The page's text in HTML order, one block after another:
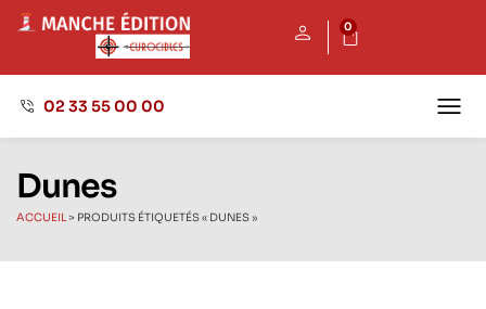
0
02 33 55 00 00
Dunes
ACCUEIL> PRODUITS ÉTIQUETÉS « DUNES »